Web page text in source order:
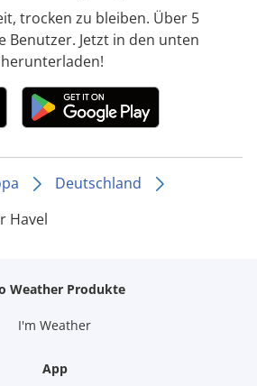
trocken zu bleiben. Über 5
Benutzer. Jetzt in den unten
Deutschland
Havel
Weather Produkte
I'm Weather
App